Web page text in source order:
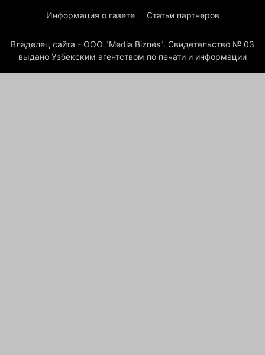
Информация о газете Статьи партнеров
Владелец сайта - ООО "Media Biznes". Свидетельство № 03
выдано Узбекским агентством по печати и информации